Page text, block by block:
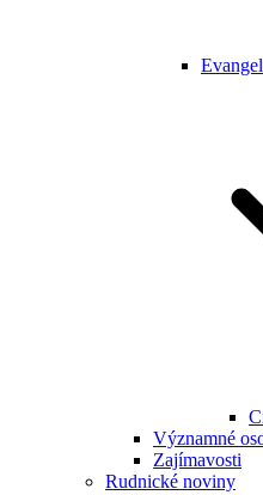
Významné
Zajímavosti
Rudnické noviny